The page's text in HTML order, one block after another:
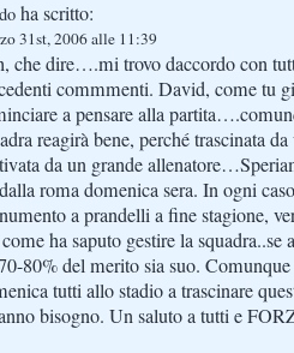
ha scritto:
31st, 2006 alle 11:39
che dire….mi trovo daccordo con
commmenti. David, come tu
a pensare alla
reagirà bene, perché trascinata
da un grande
roma domenica sera. In ogni
a prandelli a fine stagione,
ha saputo gestire la squadra..se
80% del merito sia suo.
tutti allo stadio a trascinare
bisogno. Un saluto a tutti e